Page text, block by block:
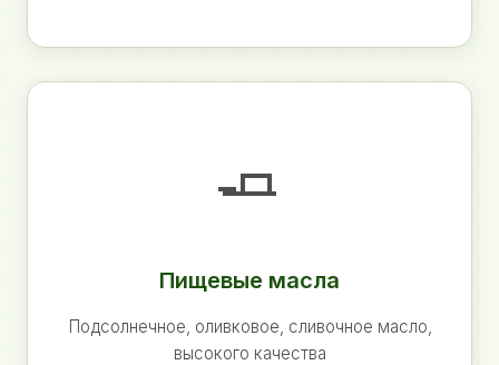
🧈
Пищевые масла
Подсолнечное, оливковое, сливочное масло,
высокого качества